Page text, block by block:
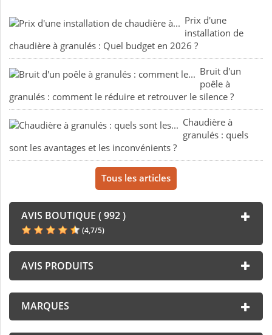
Prix d'une
installation de
chaudière à granulés : Quel budget en 2026 ?
Bruit d'un
poêle à
granulés : comment le réduire et retrouver le silence ?
Chaudière à
granulés : quels
sont les avantages et les inconvénients ?
Tous les articles
AVIS BOUTIQUE ( 992 )
(4,7/5)
AVIS PRODUITS
MARQUES